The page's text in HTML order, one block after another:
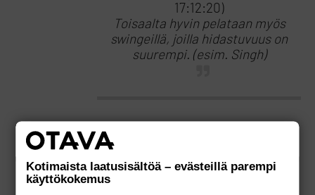
17:12:20)
Toisaalta hyvin pelataan myös
swingeillä, joilla hidastuvuus on
suurempi. (esim. Singh)
käyttäytyvän niin kuin käyttäytyy?
Kompensaatio? Tai miksi luulet hän haluavan
vääntää väyläpuiden lavat useita asteita
avoinaiseksi?..
Kotimaista laatusisältöä – evästeillä parempi
käyttökokemus